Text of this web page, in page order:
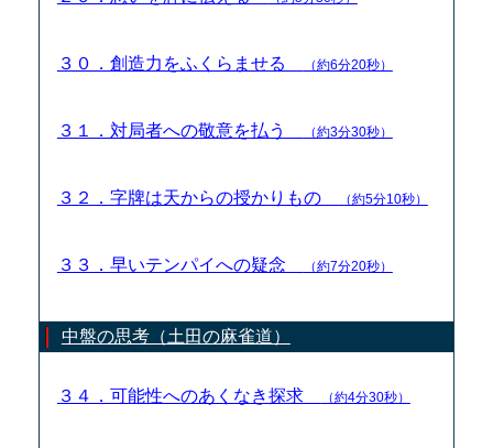
３０．創造力をふくらませる （約6分20秒）
３１．対局者への敬意を払う （約3分30秒）
３２．字牌は天からの授かりもの （約5分10秒）
３３．早いテンパイへの疑念 （約7分20秒）
中盤の思考（土田の麻雀道）
３４．可能性へのあくなき探求 （約4分30秒）